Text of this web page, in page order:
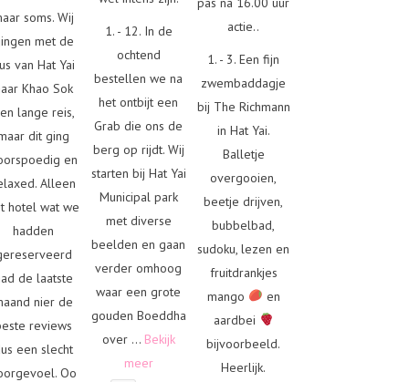
soms. Wij
met de
van Hat Yai
Khao Sok
lange reis,
dit ging
en
Alleen
hotel wat we
hadden
de laatste
nier de
reviews
een slecht
Oo
1. - 12. In de
ochtend
bestellen we na
het ontbijt een
Grab die ons de
berg op rijdt. Wij
starten bij Hat Yai
Municipal park
met diverse
beelden en gaan
verder omhoog
waar een grote
gouden Boeddha
over ... Bekijk
meer
actie..
1. - 3. Een fijn
zwembaddagje
bij The Richmann
in Hat Yai.
Balletje
overgooien,
beetje drijven,
bubbelbad,
sudoku, lezen en
fruitdrankjes
mango
en
aardbei
bijvoorbeeld.
Heerlijk.